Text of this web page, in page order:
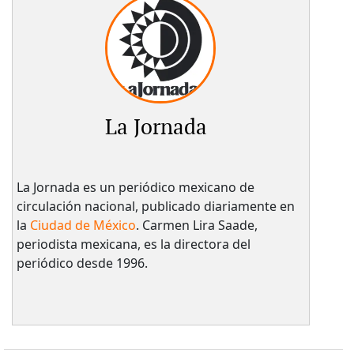
La Jornada
La Jornada es un periódico mexicano de
circulación nacional, publicado diariamente en
la Ciudad de México. Carmen Lira Saade,
periodista mexicana, es la directora del
periódico desde 1996.